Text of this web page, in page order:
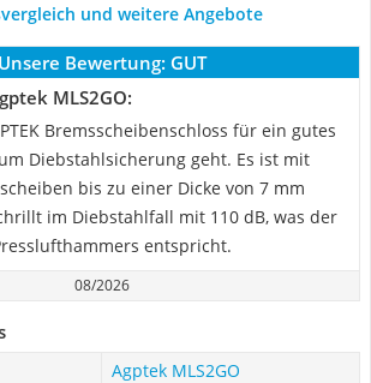
und weitere Angebote
Unsere Bewertung: GUT
MLS2GO:
Bremsscheibenschloss für ein gutes
Diebstahlsicherung geht. Es ist mit
bis zu einer Dicke von 7 mm
im Diebstahlfall mit 110 dB, was der
entspricht.
08/2026
Agptek MLS2GO